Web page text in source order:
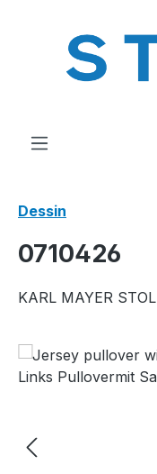
Dessin
0710426
KARL MAYER
Ignorer la galerie